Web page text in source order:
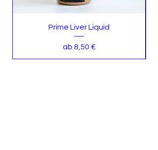
Prime Liver Liquid
ab 8,50 €
Sale-Preis